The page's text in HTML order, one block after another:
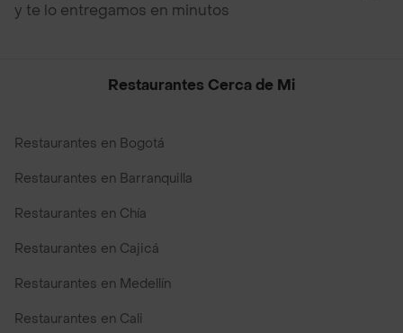
y te lo entregamos en minutos
Restaurantes Cerca de Mi
Restaurantes en Bogotá
Restaurantes en Barranquilla
Restaurantes en Chía
Restaurantes en Cajicá
Restaurantes en Medellín
Restaurantes en Cali